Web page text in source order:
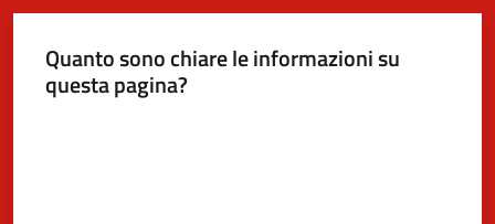
Quanto sono chiare le informazioni su
questa pagina?